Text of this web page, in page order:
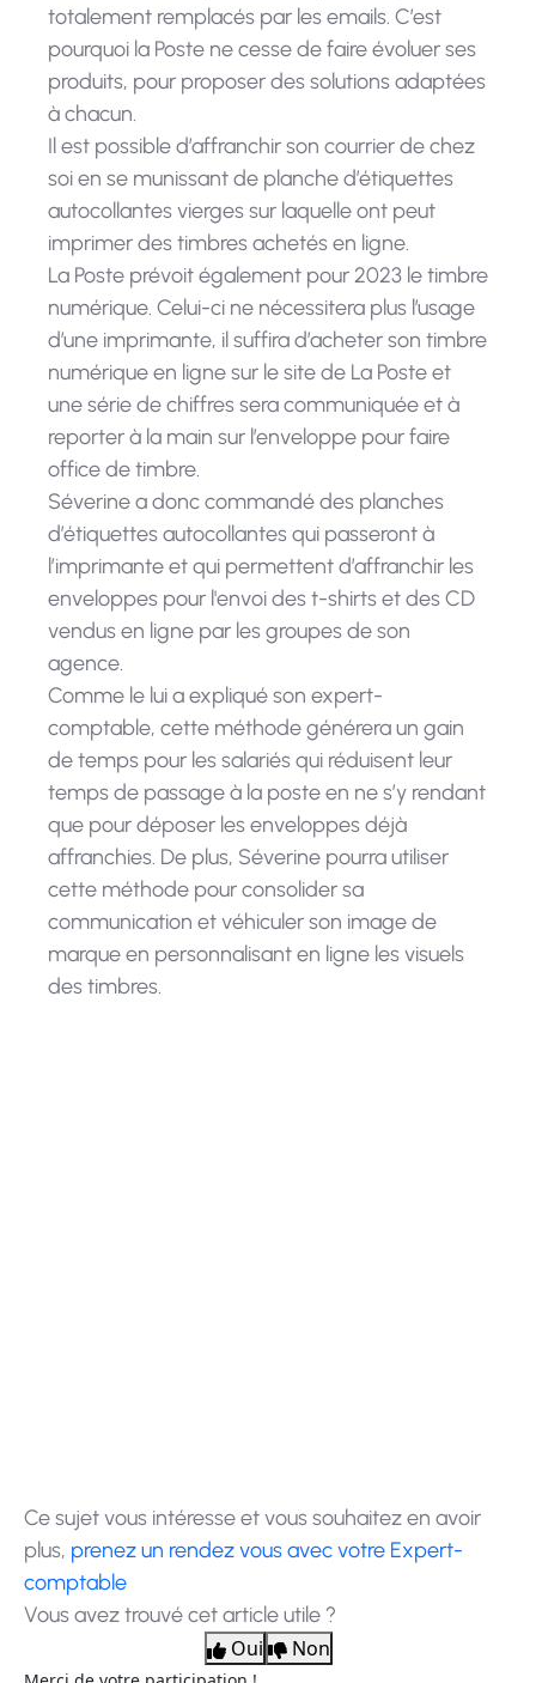
totalement remplacés par les emails. C’est
pourquoi la Poste ne cesse de faire évoluer ses
produits, pour proposer des solutions adaptées
à chacun.
Il est possible d’affranchir son courrier de chez
soi en se munissant de planche d’étiquettes
autocollantes vierges sur laquelle ont peut
imprimer des timbres achetés en ligne.
La Poste prévoit également pour 2023 le timbre
numérique. Celui-ci ne nécessitera plus l’usage
d’une imprimante, il suffira d’acheter son timbre
numérique en ligne sur le site de La Poste et
une série de chiffres sera communiquée et à
reporter à la main sur l’enveloppe pour faire
office de timbre.
Séverine a donc commandé des planches
d’étiquettes autocollantes qui passeront à
l’imprimante et qui permettent d’affranchir les
enveloppes pour l'envoi des t-shirts et des CD
vendus en ligne par les groupes de son
agence.
Comme le lui a expliqué son expert-
comptable, cette méthode générera un gain
de temps pour les salariés qui réduisent leur
temps de passage à la poste en ne s’y rendant
que pour déposer les enveloppes déjà
affranchies. De plus, Séverine pourra utiliser
cette méthode pour consolider sa
communication et véhiculer son image de
marque en personnalisant en ligne les visuels
des timbres.
Ce sujet vous intéresse et vous souhaitez en avoir
plus, prenez un rendez vous avec votre Expert-
comptable
Vous avez trouvé cet article utile ?
Oui
Non